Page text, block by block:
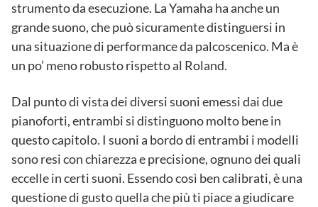
strumento da esecuzione. La Yamaha ha anche un
grande suono, che può sicuramente distinguersi in
una situazione di performance da palcoscenico. Ma è
un po’ meno robusto rispetto al Roland.
Dal punto di vista dei diversi suoni emessi dai due
pianoforti, entrambi si distinguono molto bene in
questo capitolo. I suoni a bordo di entrambi i modelli
sono resi con chiarezza e precisione, ognuno dei quali
eccelle in certi suoni. Essendo così ben calibrati, è una
questione di gusto quella che più ti piace a giudicare